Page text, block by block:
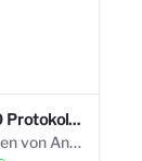
20161130 Protokoll 18. Steuerungskreis.pdf
vor 5 Jahren von Anni Schlumberger